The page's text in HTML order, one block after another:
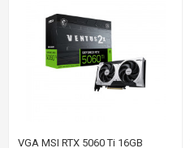
VGA MSI RTX 5060 Ti 16GB